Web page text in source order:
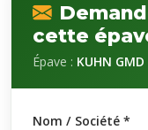
cette
Épave : KUHN
Nom / Société *